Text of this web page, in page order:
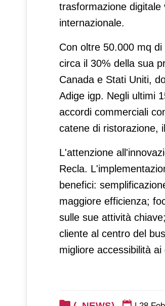
trasformazione
internazionale.
Con oltre 50.000 mq
circa il 30% della sua
Canada e Stati Uniti,
Adige igp. Negli ultimi
accordi commerciali
catene di ristorazione,
L'attenzione
Recla.
benefici:
maggiore efficienza;
sulle sue attività
cliente al centro del
migliore accessibilità ai